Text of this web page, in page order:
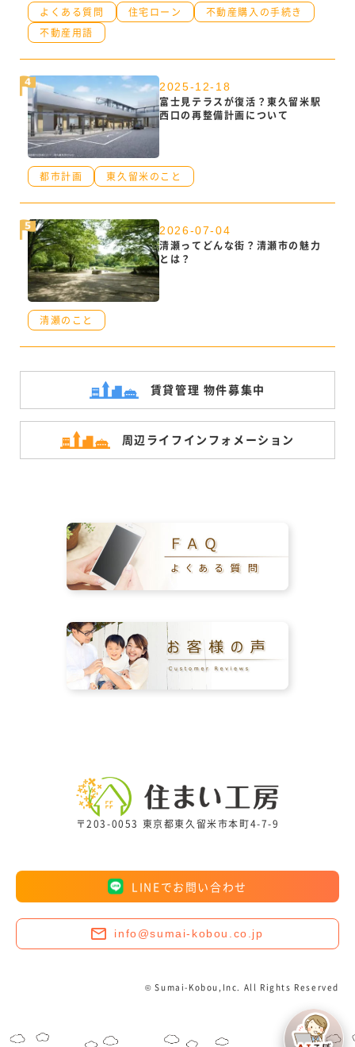
よくある質問 住宅ローン
不動産購入の手続き
不動産用語
2025-12-18
富士見テラスが復活？東久留米駅
西口の再整備計画について
都市計画 東久留米のこと
2026-07-04
清瀬ってどんな街？清瀬市の魅力
とは？
清瀬のこと
賃貸管理 物件募集中
周辺ライフ インフォメーション
〒203-0053 東京都東久留米市本町4-7-9
LINEでお問い合わせ
info@sumai-kobou.co.jp
© Sumai-Kobou,Inc. All Rights Reserved